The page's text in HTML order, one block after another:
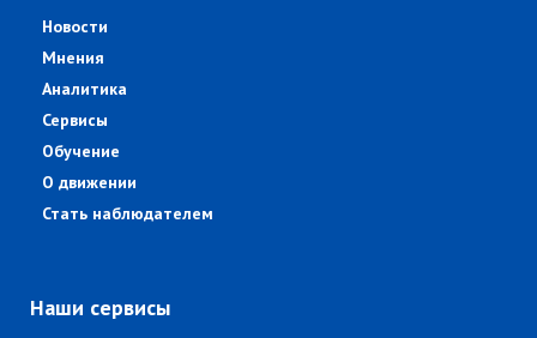
Новости
Мнения
Аналитика
Сервисы
Обучение
О движении
Стать наблюдателем
Наши сервисы